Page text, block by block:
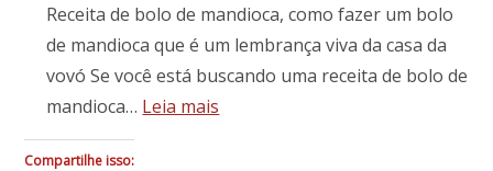
Receita de bolo de mandioca, como fazer um bolo
de mandioca que é um lembrança viva da casa da
vovó Se você está buscando uma receita de bolo de
mandioca… Leia mais
Compartilhe isso: